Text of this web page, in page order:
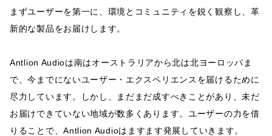
まずユーザーを第一に、環境とコミュニティを鋭く観察し、革
新的な製品をお届けします。
Antlion Audioは南はオーストラリアから北は北ヨーロッパま
で、今までにないユーザー・エクスペリエンスを届けるために
尽力しています。しかし、まだまだ成すべきことがあり、未だ
お届けできていない地域が数多くあります。ユーザーの力を借
りることで、Antlion Audioはますます発展していきます。